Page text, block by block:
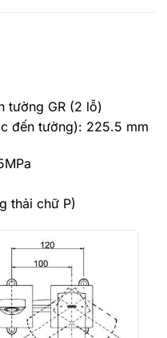
tường GR (2 lỗ)
đến tường): 225.5 mm
thải chữ P)